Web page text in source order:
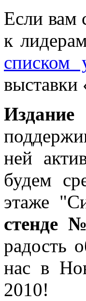
Если вам
к
списком
ней
будем
этаже
стенде
радость
нас в
2010!